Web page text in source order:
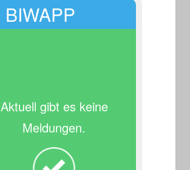
BIWAPP
Aktuell gibt es keine
Meldungen.